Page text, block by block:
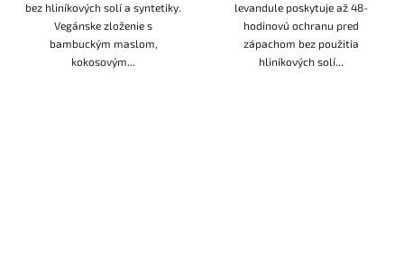
bez hliníkových solí a syntetiky.
Vegánske zloženie s
bambuckým maslom,
kokosovým...
levandule poskytuje až 48-
hodinovú ochranu pred
zápachom bez použitia
hliníkových solí...